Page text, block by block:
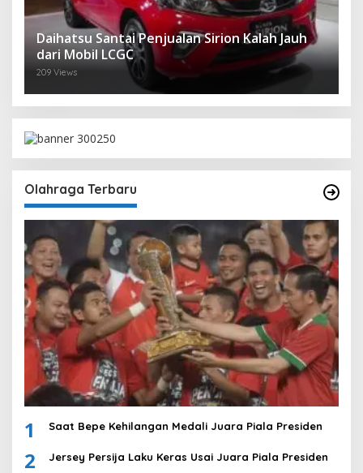
Daihatsu Santai Penjualan Sirion Kalah Jauh
dari Mobil LCGC
209 Views
Olahraga Terbaru
1 Saat Bepe Kehilangan Medali Juara Piala Presiden
2 Jersey Persija Laku Keras Usai Juara Piala Presiden